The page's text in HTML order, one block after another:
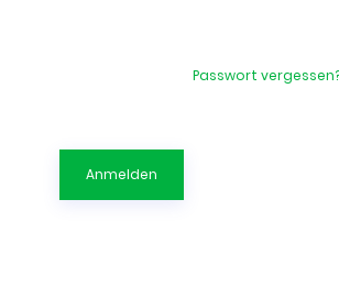
Passwort
Anmelden